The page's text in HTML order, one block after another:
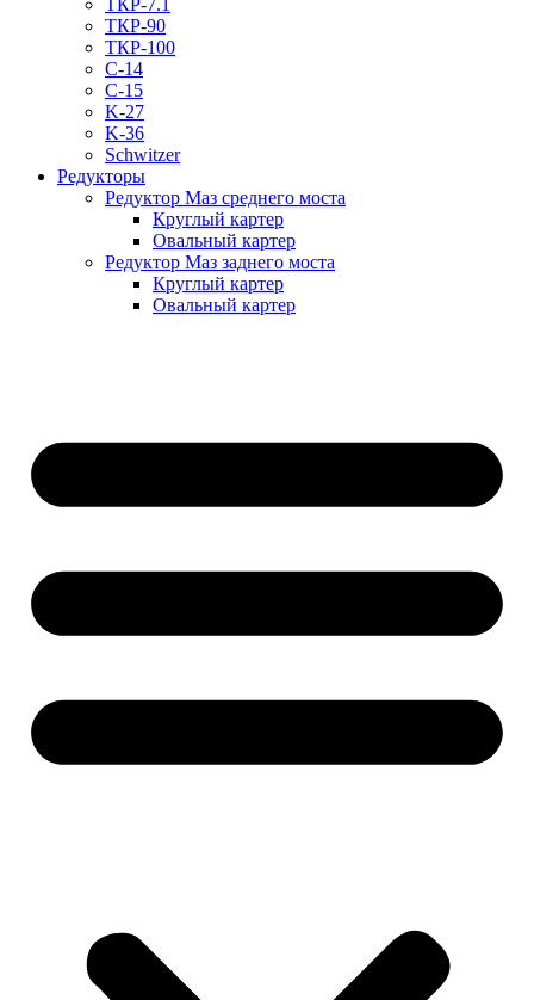
ТКР-7.1
ТКР-90
ТКР-100
C-14
C-15
K-27
K-36
Schwitzer
Редукторы
Редуктор Маз среднего моста
Круглый картер
Овальный картер
Редуктор Маз заднего моста
Круглый картер
Овальный картер